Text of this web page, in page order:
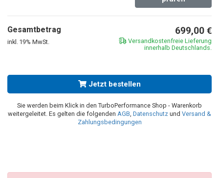
Gesamtbetrag
inkl. 19% MwSt.
699,00 €
Versandkostenfreie Lieferung
innerhalb Deutschlands.
Jetzt bestellen
Sie werden beim Klick in den TurboPerformance Shop - Warenkorb
weitergeleitet. Es gelten die folgenden AGB, Datenschutz und Versand &
Zahlungsbedingungen